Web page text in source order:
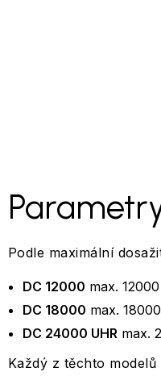
Podle maximální
DC 12000 max.
DC 18000 max.
DC 24000 UHR max.
Každý z těchto